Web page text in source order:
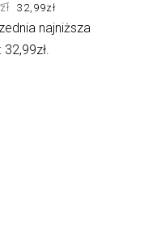
zł cena
wynosiła:
42,00zł.
32,99złcena
32,99zł.
najniższa
32,99zł.